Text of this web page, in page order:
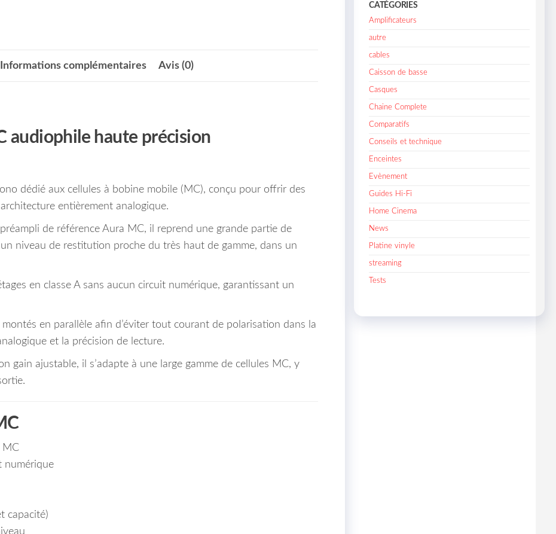
Informations complémentaires Avis (0)
audiophile haute précision
dédié aux cellules à bobine mobile (MC), conçu pour offrir des
entièrement analogique.
de référence Aura MC, il reprend une grande partie de
niveau de restitution proche du très haut de gamme, dans un
en classe A sans aucun circuit numérique, garantissant un
en parallèle afin d’éviter tout courant de polarisation dans la
et la précision de lecture.
gain ajustable, il s’adapte à une large gamme de cellules MC, y
MC
numérique
capacité)
CATÉGORIES
Amplificateurs
autre
cables
Caisson de basse
Casques
Chaine Complete
Comparatifs
Conseils et technique
Enceintes
Evènement
Guides Hi-Fi
Home Cinema
News
Platine vinyle
streaming
Tests